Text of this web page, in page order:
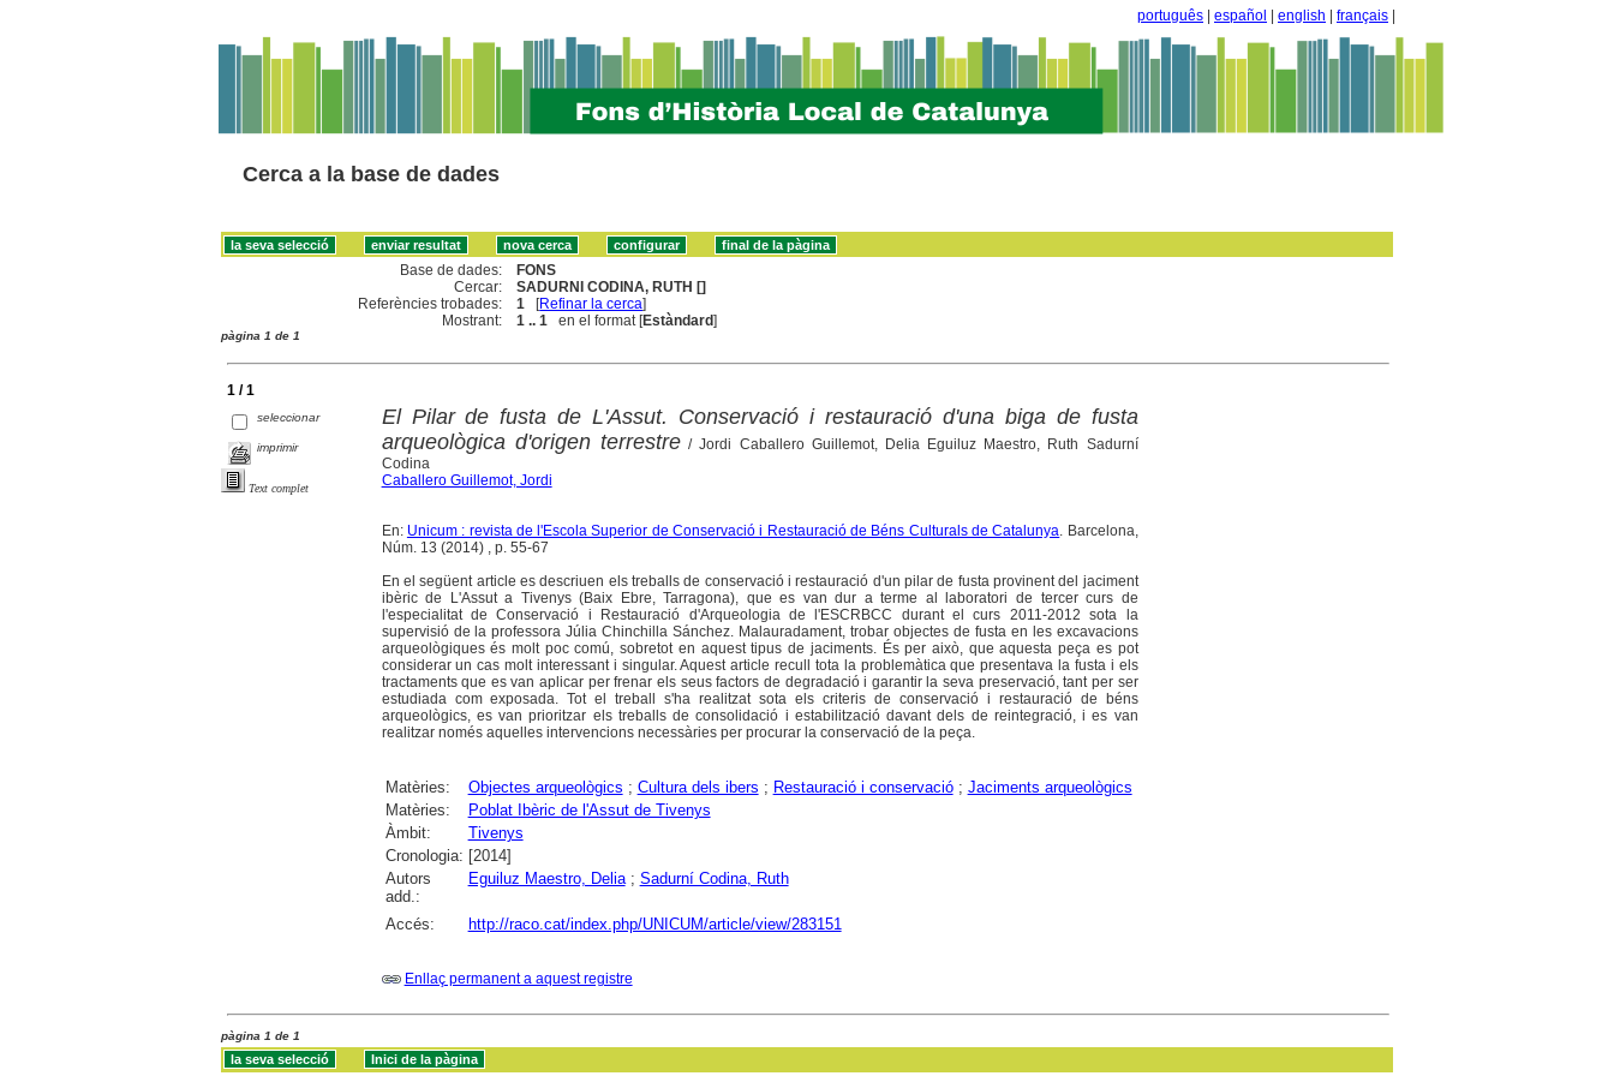
português español english français
Cerca a la base de dades
Base de dades:
FONS
Cercar:
SADURNI CODINA, RUTH []
Referències trobades:
1 [Refinar la cerca]
Mostrant:
1 .. 1 en el format [Estàndard]
pàgina 1 de 1
1 / 1
seleccionar
imprimir
Text complet
El Pilar de fusta de L'Assut. Conservació i restauració d'una biga de fusta
arqueològica d'origen terrestre/ Jordi Caballero Guillemot, Delia Eguiluz Maestro, Ruth Sadurní
Codina
Caballero Guillemot, Jordi
En: Unicum : revista de l'Escola Superior de Conservació i Restauració de Béns Culturals de Catalunya. Barcelona,
Núm. 13 (2014) , p. 55-67
En el següent article es descriuen els treballs de conservació i restauració d'un pilar de fusta provinent del jaciment
ibèric de L'Assut a Tivenys (Baix Ebre, Tarragona), que es van dur a terme al laboratori de tercer curs de
l'especialitat de Conservació i Restauració d'Arqueologia de l'ESCRBCC durant el curs 2011-2012 sota la
supervisió de la professora Júlia Chinchilla Sánchez. Malauradament, trobar objectes de fusta en les excavacions
arqueològiques és molt poc comú, sobretot en aquest tipus de jaciments. És per això, que aquesta peça es pot
considerar un cas molt interessant i singular. Aquest article recull tota la problemàtica que presentava la fusta i els
tractaments que es van aplicar per frenar els seus factors de degradació i garantir la seva preservació, tant per ser
estudiada com exposada. Tot el treball s'ha realitzat sota els criteris de conservació i restauració de béns
arqueològics, es van prioritzar els treballs de consolidació i estabilització davant dels de reintegració, i es van
realitzar només aquelles intervencions necessàries per procurar la conservació de la peça.
Matèries: Objectes arqueològics ; Cultura dels ibers ; Restauració i conservació; Jaciments arqueològics
Matèries:
Poblat Ibèric de l'Assut de Tivenys
Àmbit:
Tivenys
Cronologia: [2014]
Autors
add.:
Eguiluz Maestro, Delia; Sadurní Codina, Ruth
Accés: http://raco.cat/index.php/UNICUM/article/view/283151
Enllaç permanent a aquest registre
pàgina 1 de 1